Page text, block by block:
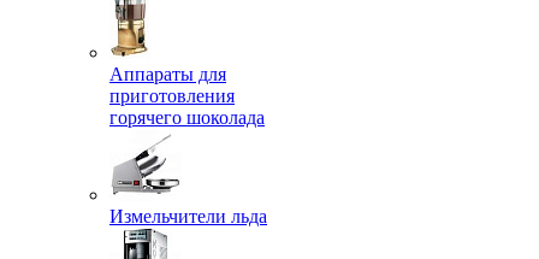
Аппараты для
приготовления
горячего шоколада
Измельчители льда